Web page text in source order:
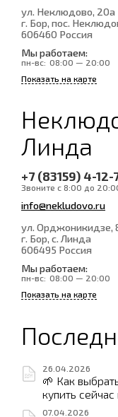
ул. Неклюдово, 20а
г. Бор, пос.
606460 Россия
Мы работаем:
пн-вс: 08:00 — 20:00
Показать на карте
Линда
+7 (83159) 4-12-
Звоните с 8:00 до
info@nekludovo.ru
ул. Орджоникидзе,
г. Бор, с. Линда
606495 Россия
Мы работаем:
пн-вс: 08:00 — 20:00
Показать на карте
26.04.2026
🌱 Как
купить
07.04.2026